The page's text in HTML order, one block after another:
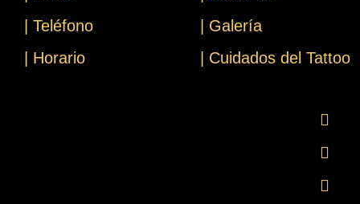
| Teléfono
| Horario
| Galería
| Cuidados del Tattoo